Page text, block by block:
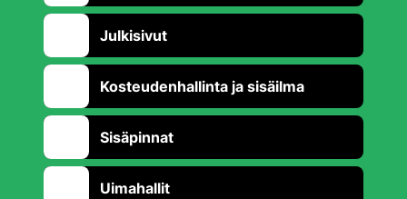
Julkisivut
Kosteudenhallinta ja sisäilma
Sisäpinnat
Uimahallit